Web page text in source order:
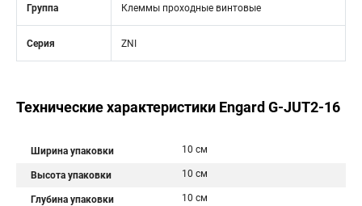
Группа Клеммы проходные винтовые
Серия ZNI
Технические характеристики Engard G-JUT2-16
Ширина упаковки 10 см
Высота упаковки 10 см
Глубина упаковки 10 см